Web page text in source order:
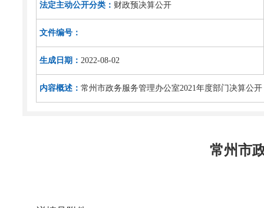
法定主动公开分类： 财政预决算公开
文件编号：
生成日期： 2022-08-02
内容概述： 常州市政务服务管理办公室2021年度部门决算公开
常州市